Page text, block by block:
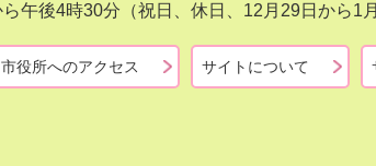
午後4時30分（祝日、休日、12月29日から1
市役所へのアクセス サイトについて